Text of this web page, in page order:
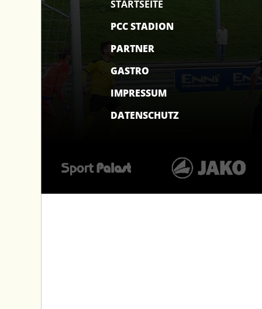
STARTSEITE
PCC STADION
PARTNER
GASTRO
IMPRESSUM
DATENSCHUTZ